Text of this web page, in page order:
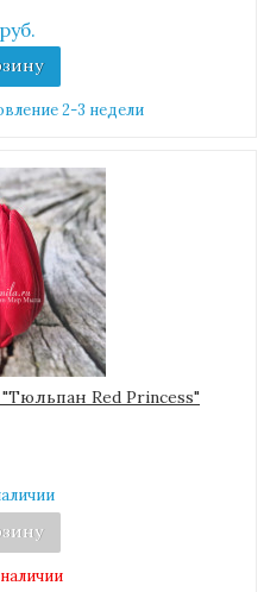
2-3 недели
Red Princess"